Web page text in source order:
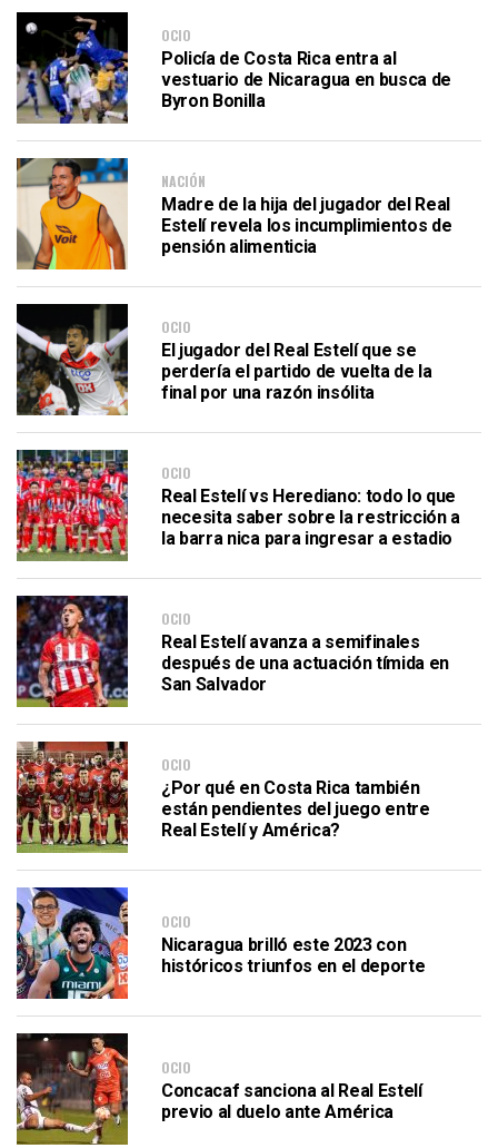
OCIO
Policía de Costa Rica entra al
vestuario de Nicaragua en busca de
Byron Bonilla
NACIÓN
Madre de la hija del jugador del Real
Estelí revela los incumplimientos de
pensión alimenticia
OCIO
El jugador del Real Estelí que se
perdería el partido de vuelta de la
final por una razón insólita
OCIO
Real Estelí vs Herediano: todo lo que
necesita saber sobre la restricción a
la barra nica para ingresar a estadio
OCIO
Real Estelí avanza a semifinales
después de una actuación tímida en
San Salvador
OCIO
¿Por qué en Costa Rica también
están pendientes del juego entre
Real Estelí y América?
OCIO
Nicaragua brilló este 2023 con
históricos triunfos en el deporte
OCIO
Concacaf sanciona al Real Estelí
previo al duelo ante América